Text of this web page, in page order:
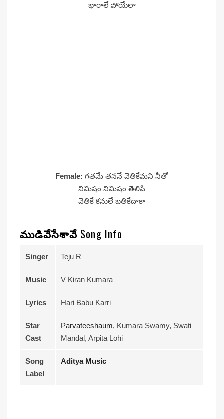
భారాలే పోయేలా
Female: గతమే తననే వెతికేమని నీతో
నిమిషం నిమిషం తెలిపే
వెతికే కనులే బతికేదాకా
ముడివేసేశావే Song Info
Singer Teju R
Music V Kiran Kumara
Lyrics Hari Babu Karri
Star
Cast
Parvateeshaum, Kumara Swamy, Swati
Mandal, Arpita Lohi
Song
Label
Aditya Music